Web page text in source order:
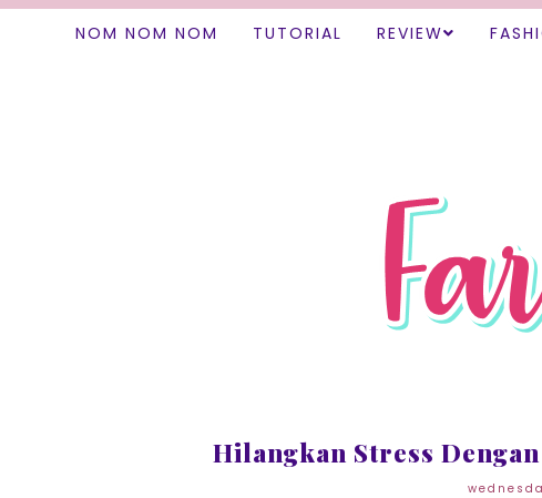
NOM NOM NOM TUTORIAL REVIEW
Hilangkan Stress